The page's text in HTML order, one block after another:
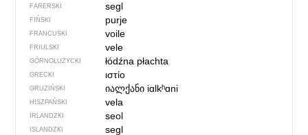
FARERSKI segl
FIŃSKI purje
FRANCUSKI voile
FRIULSKI vele
GÓRNOŁUŻYCKI łódźna płachta
GRECKI ιστίο
GRUZIŃSKI იალქანი iɑlkʰɑni
HISZPAŃSKI vela
IRLANDZKI seol
ISLANDZKI segl